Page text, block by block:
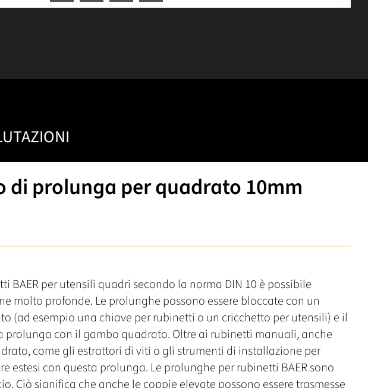
di prolunga per quadrato 10mm
BAER per utensili quadri secondo la norma DIN 10 è possibile
molto profonde. Le prolunghe possono essere bloccate con un
(ad esempio una chiave per rubinetti o un cricchetto per utensili) e il
prolunga con il gambo quadrato. Oltre ai rubinetti manuali, anche
come gli estrattori di viti o gli strumenti di installazione per
estesi con questa prolunga. Le prolunghe per rubinetti BAER sono
Ciò significa che anche le coppie elevate possono essere trasmesse